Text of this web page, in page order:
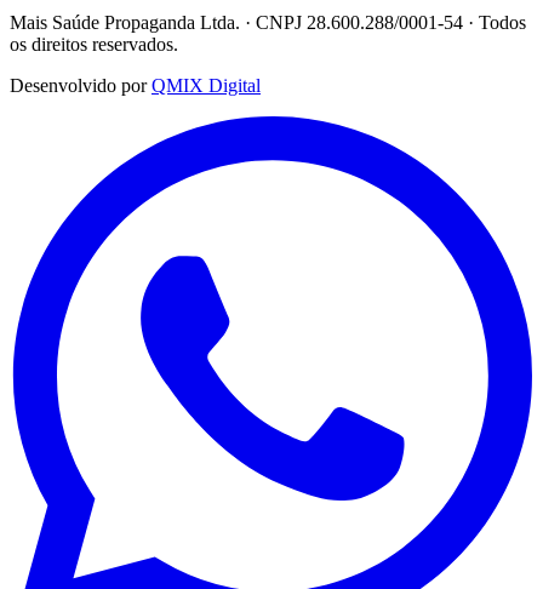
Mais Saúde Propaganda Ltda. · CNPJ 28.600.288/0001-54 · Todos
os direitos reservados.
Desenvolvido por QMIX Digital